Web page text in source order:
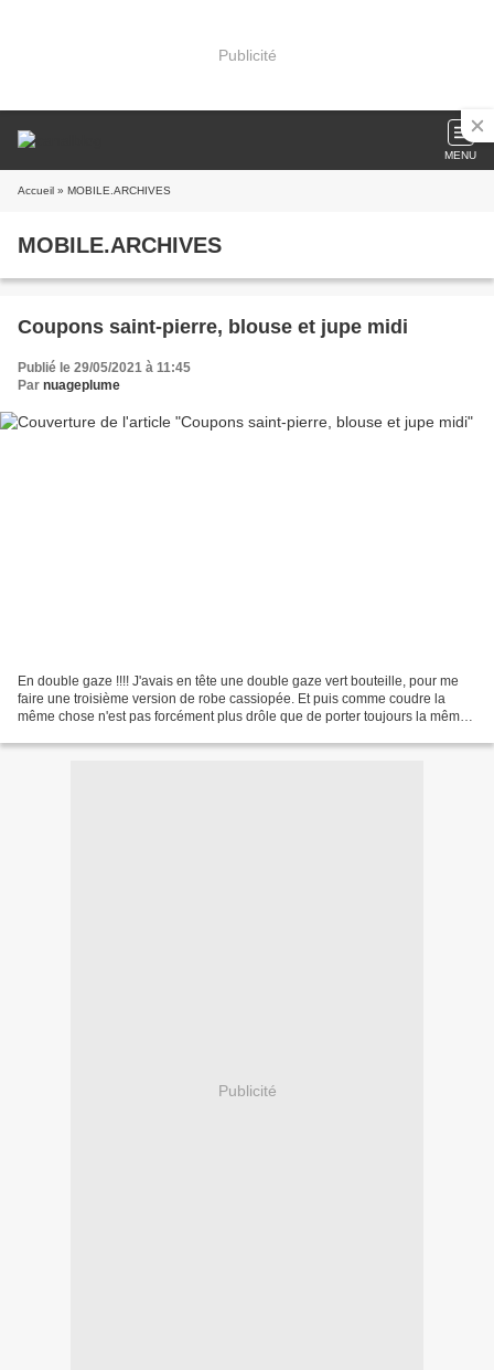
Publicité
MENU
Accueil » MOBILE.ARCHIVES
MOBILE.ARCHIVES
Coupons saint-pierre, blouse et jupe midi
Publié le 29/05/2021 à 11:45
Par nuageplume
En double gaze !!!! J'avais en tête une double gaze vert bouteille, pour me
faire une troisième version de robe cassiopée. Et puis comme coudre la
même chose n'est pas forcément plus drôle que de porter toujours la même
Publicité